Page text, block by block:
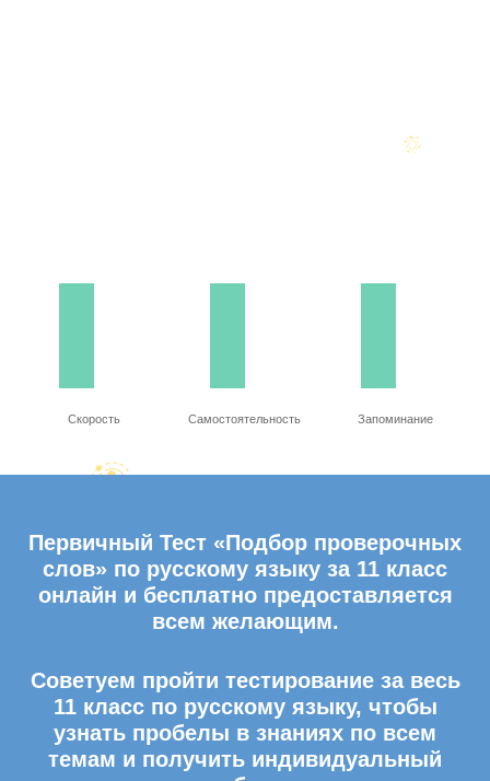
Скорость Самостоятельность Запоминание
Первичный Тест «Подбор проверочных
слов» по русскому языку за 11 класс
онлайн и бесплатно предоставляется
всем желающим.
Советуем пройти тестирование за весь
11 класс по русскому языку, чтобы
узнать пробелы в знаниях по всем
темам и получить индивидуальный